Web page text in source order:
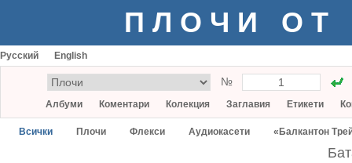
ПЛОЧИ ОТ
Русский English
№
Албуми Коментари Колекция Заглавия Етикети
Всички Плочи Флекси Аудиокасети «Балкантон